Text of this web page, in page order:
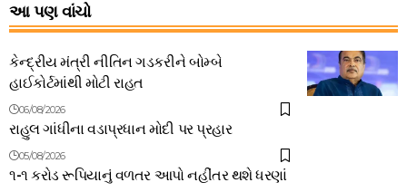
આ પણ વાંચો
કેન્દ્રીય મંત્રી નીતિન ગડકરીને બોમ્બે
હાઈકોર્ટમાંથી મોટી રાહત
06/08/2026
રાહુલ ગાંધીના વડાપ્રધાન મોદી પર પ્રહાર
05/08/2026
૧-૧ કરોડ રૂપિયાનું વળતર આપો નહીંતર થશે ધરણાં